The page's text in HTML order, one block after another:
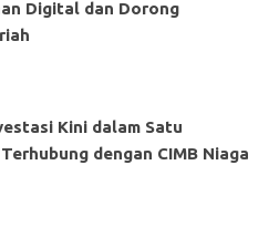
Digital dan Dorong
Kini dalam Satu
dengan CIMB Niaga